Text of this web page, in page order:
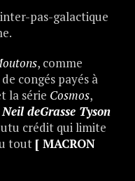
pas-galactique
, comme
congés payés à
la série Cosmos,
deGrasse Tyson
crédit qui limite
tout [ MACRON